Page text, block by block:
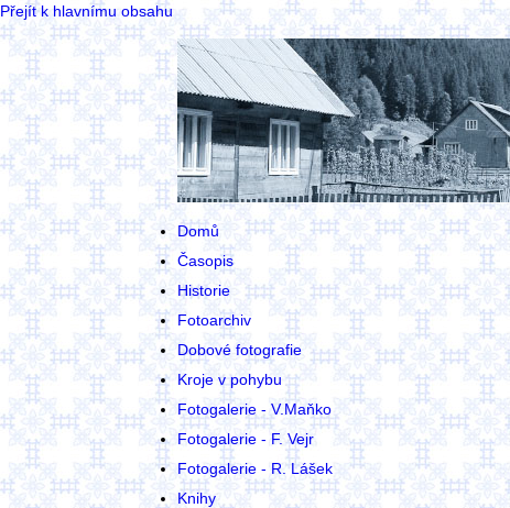
Přejít k hlavnímu obsahu
Domů
Časopis
Historie
Fotoarchiv
Dobové fotografie
Kroje v pohybu
Fotogalerie - V.Maňko
Fotogalerie - F. Vejr
Fotogalerie - R. Lášek
Knihy